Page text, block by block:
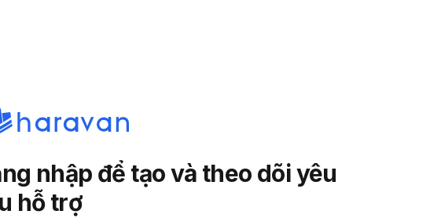
nhập để tạo và theo dõi yêu
hỗ trợ